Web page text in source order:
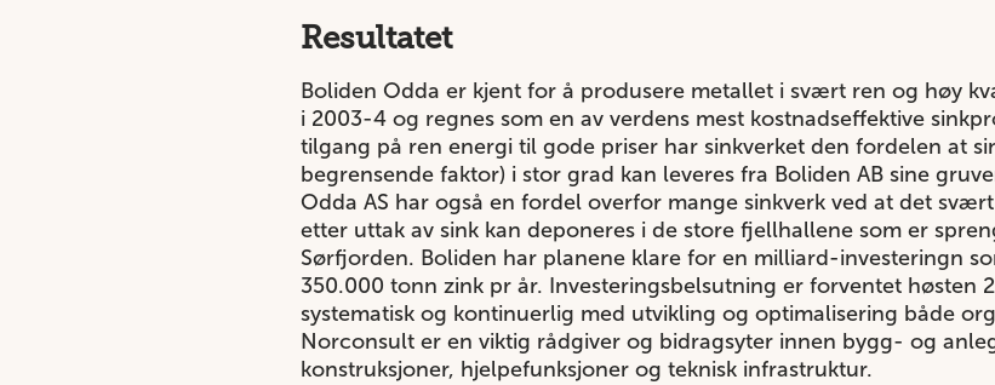
Resultatet
Boliden Odda er kjent for å produsere metallet i svært ren og høy
i 2003-4 og regnes som en av verdens mest kostnadseffektive
tilgang på ren energi til gode priser har sinkverket den fordelen at
begrensende faktor) i stor grad kan leveres fra Boliden AB sine
Odda AS har også en fordel overfor mange sinkverk ved at det
etter uttak av sink kan deponeres i de store fjellhallene som er
Sørfjorden. Boliden har planene klare for en milliard-investeringn
350.000 tonn zink pr år. Investeringsbelsutning er forventet høsten
systematisk og kontinuerlig med utvikling og optimalisering både
Norconsult er en viktig rådgiver og bidragsyter innen bygg- og
konstruksjoner, hjelpefunksjoner og teknisk infrastruktur.